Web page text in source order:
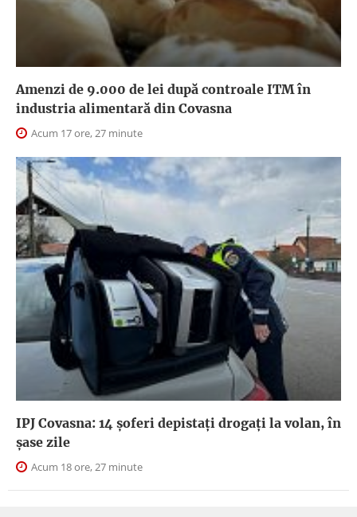
Amenzi de 9.000 de lei după controale ITM în
industria alimentară din Covasna
Acum 17 ore, 27 minute
IPJ Covasna: 14 șoferi depistați drogați la volan, în
șase zile
Acum 18 ore, 27 minute